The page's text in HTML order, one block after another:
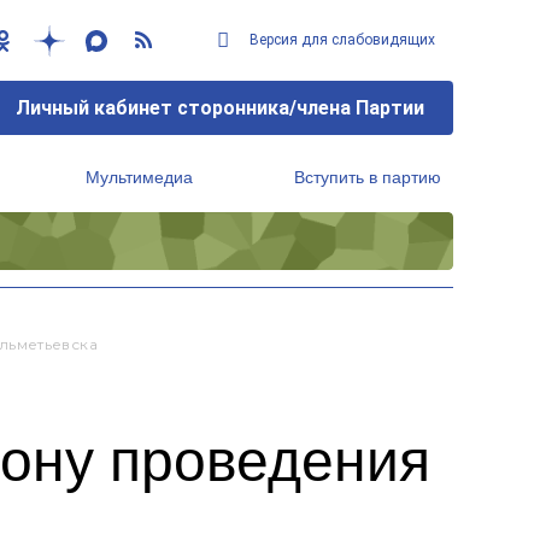
Версия для слабовидящих
Личный кабинет сторонника/члена Партии
Мультимедиа Вступить в партию
проведения